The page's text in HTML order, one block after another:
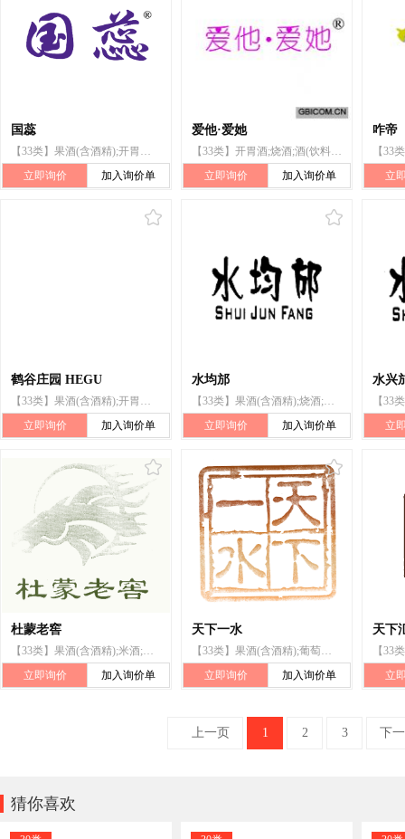
国蕊
【33类】果酒(含酒精);开胃酒;烧酒;葡萄酒;酒(利口酒);酒(饮料);含酒精果子饮料;汽酒;黄酒;食用酒精
立即询价
加入询价单
爱他·爱她
【33类】开胃酒;烧酒;酒(饮料);含酒精液体;含酒精果子饮料;含水果的酒精饮料;米酒;清酒;黄酒;料酒
立即询价
加入询价单
咋帝
立
鹤谷庄园 HEGU
【33类】果酒(含酒精);开胃酒;苹果酒;鸡尾酒;葡萄酒;酒(饮料);白兰地;梨酒;含酒精浓汁;含酒精果子饮料
立即询价
加入询价单
水均邡
【33类】果酒(含酒精);烧酒;葡萄酒;青稞酒;料酒;白兰地;伏特加(酒);含酒精果子饮料
立即询价
加入询价单
水兴
立
杜蒙老窖
【33类】果酒(含酒精);米酒;葡萄酒;黄酒;保健酒;酒(饮料);白酒;烧酒;含酒精果子饮料;含酒精液体
立即询价
加入询价单
天下一水
【33类】果酒(含酒精);葡萄酒;酒(饮料);酒精饮料(啤酒除外);含酒精果子饮料;米酒;伏特加(酒);清酒;黄酒;食用酒精
立即询价
加入询价单
天下
立
上一页 1 2 3 下
猜你喜欢